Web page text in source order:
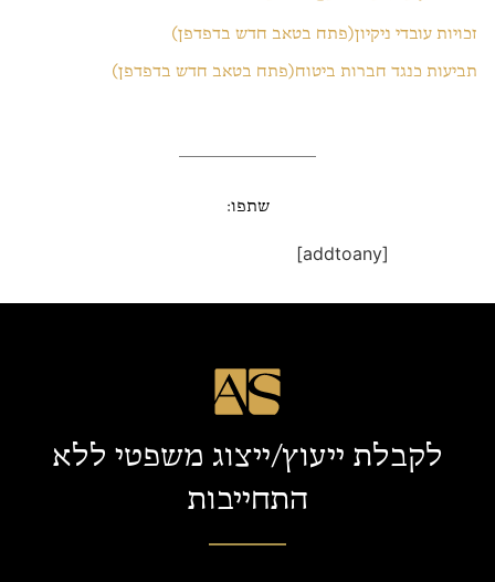
זכויות עובדי ניקיון(פתח בטאב חדש בדפדפן)
תביעות כנגד חברות ביטוח(פתח בטאב חדש בדפדפן)
שתפו:
[addtoany]
לקבלת ייעוץ/ייצוג משפטי ללא
התחייבות